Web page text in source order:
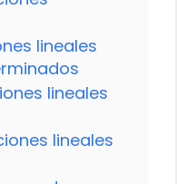
lineales
lineales
lineales